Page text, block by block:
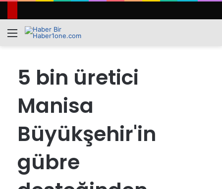
Menü
5 bin üretici
Manisa
Büyükşehir'in
gübre